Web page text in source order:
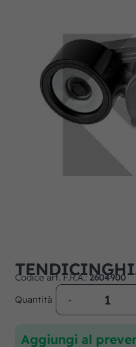
Codice art. F.R.A.:2604900
Quantità
Aggiungi al